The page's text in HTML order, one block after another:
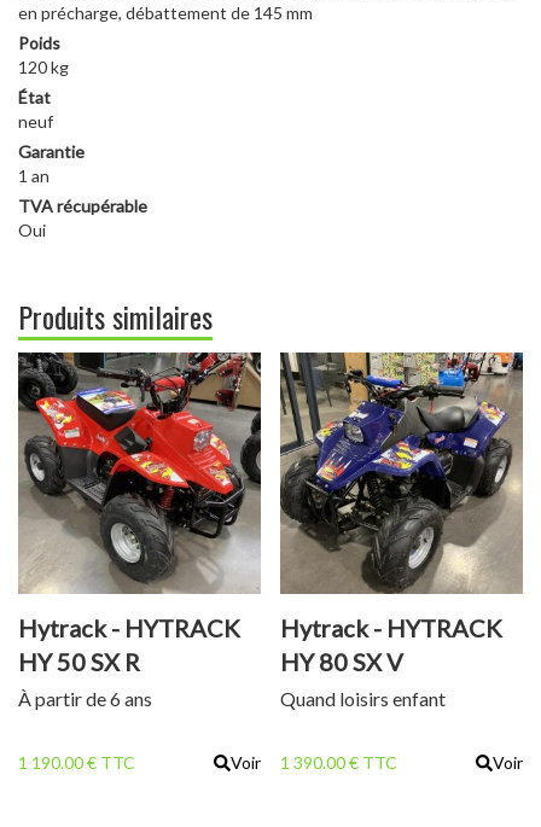
en précharge, débattement de 145 mm
Poids
120 kg
État
neuf
Garantie
1 an
TVA récupérable
Oui
Produits similaires
Hytrack - HYTRACK
HY 50 SX R
À partir de 6 ans
1 190.00 € TTC Voir
Hytrack - HYTRACK
HY 80 SX V
Quand loisirs enfant
1 390.00 € TTC Voir